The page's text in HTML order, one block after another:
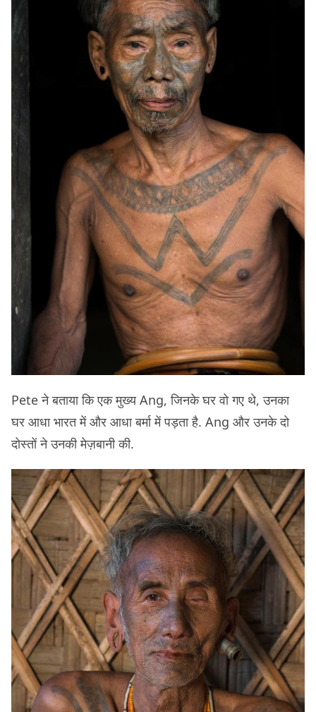
Pete ने बताया कि एक मुख्य Ang, जिनके घर वो गए थे, उनका
घर आधा भारत में और आधा बर्मा में पड़ता है. Ang और उनके दो
दोस्तों ने उनकी मेज़बानी की.